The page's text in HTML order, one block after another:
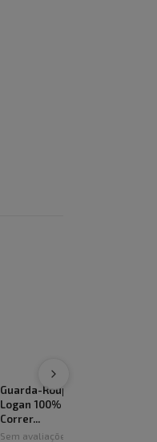
Guarda-Roupa Infantil Madesa
Logan 100% MDF 3 Portas de
Correr...
Sem avaliações